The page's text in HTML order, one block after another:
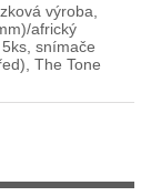
výroba,
africký
snímače
The Tone